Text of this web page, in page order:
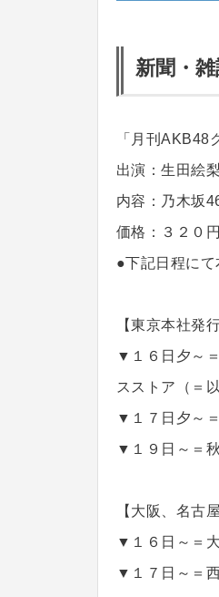
新聞・
「月刊AKB48
出演：生田絵
内容：乃木坂
価格：３２０円
●下記日程に
【東京本社発
▼１６日夕～
スストア（＝
▼１７日夕～
▼１９日～＝
【大阪、名古
▼１６日～＝
▼１７日～＝